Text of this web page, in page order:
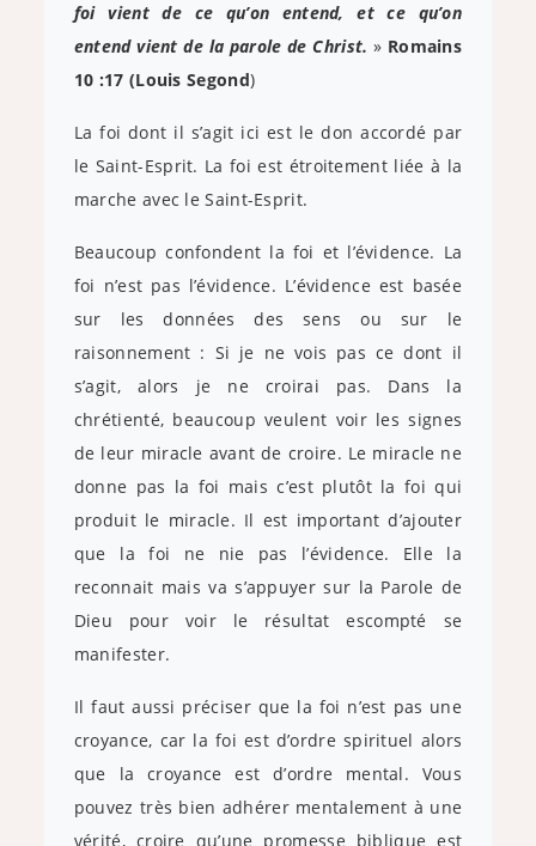
foi vient de ce qu’on entend, et ce qu’on
entend vient de la parole de Christ. » Romains
10 :17 (Louis Segond)
La foi dont il s’agit ici est le don accordé par
le Saint-Esprit. La foi est étroitement liée à la
marche avec le Saint-Esprit.
Beaucoup confondent la foi et l’évidence. La
foi n’est pas l’évidence. L’évidence est basée
sur les données des sens ou sur le
raisonnement : Si je ne vois pas ce dont il
s’agit, alors je ne croirai pas. Dans la
chrétienté, beaucoup veulent voir les signes
de leur miracle avant de croire. Le miracle ne
donne pas la foi mais c’est plutôt la foi qui
produit le miracle. Il est important d’ajouter
que la foi ne nie pas l’évidence. Elle la
reconnait mais va s’appuyer sur la Parole de
Dieu pour voir le résultat escompté se
manifester.
Il faut aussi préciser que la foi n’est pas une
croyance, car la foi est d’ordre spirituel alors
que la croyance est d’ordre mental. Vous
pouvez très bien adhérer mentalement à une
vérité, croire qu’une promesse biblique est